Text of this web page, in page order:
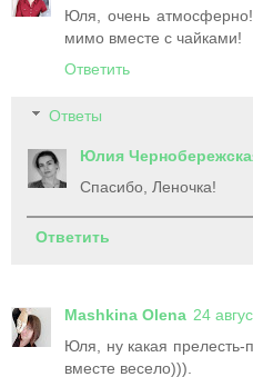
Юля, очень
мимо вместе с чайками!
Ответить
Ответы
Юлия
Спасибо, Леночка!
Ответить
Mashkina Olena 24
Юля, ну какая
вместе весело))).